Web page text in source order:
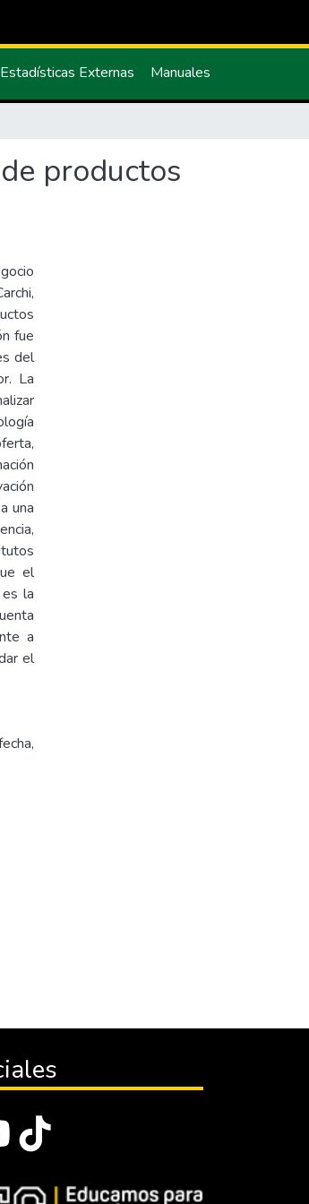
Estadísticas Externas Manuales
productos
fue
del
La
una
el
la
a
el